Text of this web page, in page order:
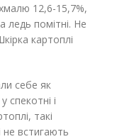
12,6-15,7%,
помітні. Не
картоплі
себе як
спекотні і
такі
не встигають